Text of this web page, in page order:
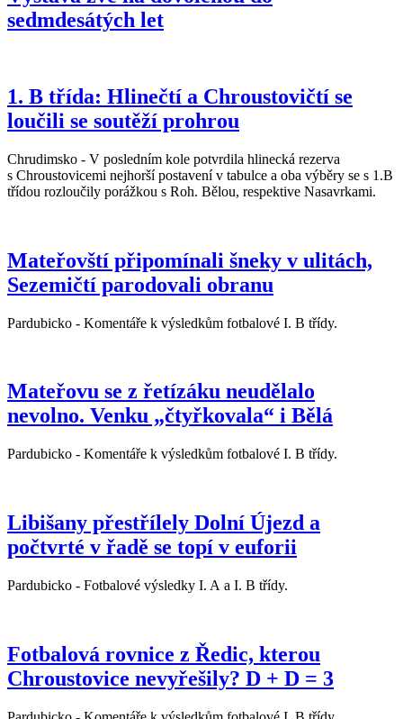
sedmdesátých let
1. B třída: Hlinečtí a Chroustovičtí se
loučili se soutěží prohrou
Chrudimsko - V posledním kole potvrdila hlinecká rezerva
s Chroustovicemi nejhorší postavení v tabulce a oba výběry se s 1.B
třídou rozloučily porážkou s Roh. Bělou, respektive Nasavrkami.
Mateřovští připomínali šneky v ulitách,
Sezemičtí parodovali obranu
Pardubicko - Komentáře k výsledkům fotbalové I. B třídy.
Mateřovu se z řetízáku neudělalo
nevolno. Venku „čtyřkovala“ i Bělá
Pardubicko - Komentáře k výsledkům fotbalové I. B třídy.
Libišany přestřílely Dolní Újezd a
počtvrté v řadě se topí v euforii
Pardubicko - Fotbalové výsledky I. A a I. B třídy.
Fotbalová rovnice z Ředic, kterou
Chroustovice nevyřešily? D + D = 3